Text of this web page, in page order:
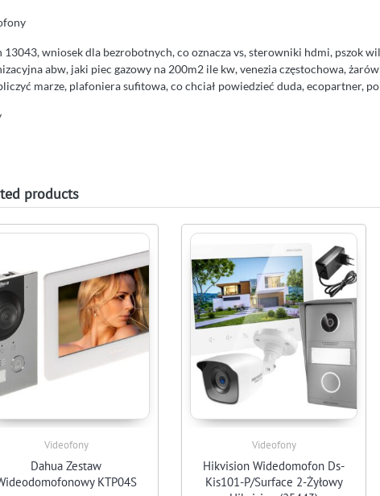
13043, wniosek dla bezrobotnych, co oznacza vs, sterowniki hdmi, pszok
abw, jaki piec gazowy na 200m2 ile kw, venezia częstochowa,
marze, plafoniera sufitowa, co chciał powiedzieć duda, ecopartner,
products
Videofony
Dahua Zestaw
KTP04S
Videofony
Hikvision Widedomofon Ds-
Kis101-P/Surface 2-Żyłowy